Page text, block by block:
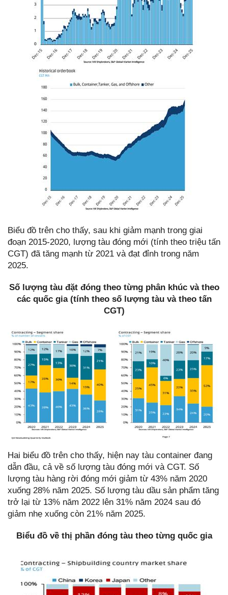
Biểu đồ trên cho thấy, sau khi giảm mạnh trong giai
đoạn 2015-2020, lượng tàu đóng mới (tính theo triệu tấn
CGT) đã tăng mạnh từ 2021 và đạt đỉnh trong năm
2025.
Số lượng tàu đặt đóng theo từng phân khúc và theo
các quốc gia (tính theo số lượng tàu và theo tấn
CGT)
Hai biểu đồ trên cho thấy, hiện nay tàu container đang
dẫn đầu, cả về số lượng tàu đóng mới và CGT. Số
lượng tàu hàng rời đóng mới giảm từ 43% năm 2020
xuống 28% năm 2025. Số lượng tàu dầu sản phẩm tăng
trở lại từ 13% năm 2022 lên 31% năm 2024 sau đó
giảm nhẹ xuống còn 21% năm 2025.
Biểu đồ về thị phần đóng tàu theo từng quốc gia